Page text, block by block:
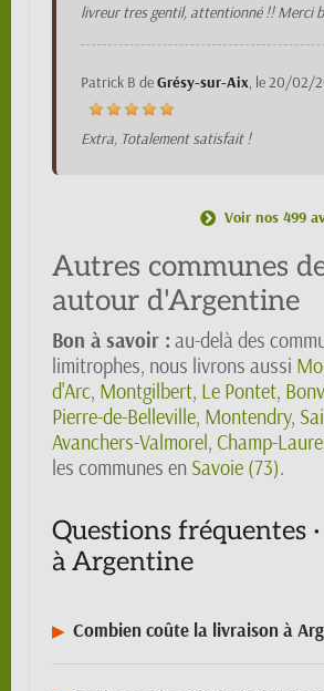
livreur tres gentil, attentionné !! Merci
Patrick B deGrésy-sur-Aix, le20/02/
Extra, Totalement satisfait !
Voir nos 499
Autres communes
autour d'Argentine
Bon à savoir : au-delà des
limitrophes, nous livrons aussi
d'Arc, Montgilbert, Le Pontet,
Pierre-de-Belleville, Montendry,
Avanchers-Valmorel, Champ-
les communes en Savoie (73).
Questions fréquentes
à Argentine
Combien coûte la livraison à